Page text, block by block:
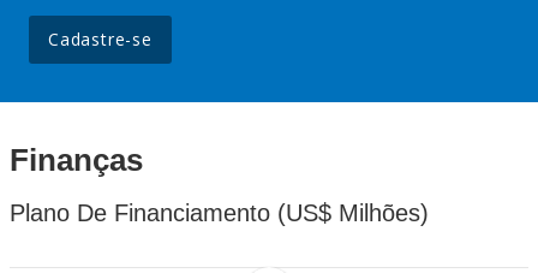
Cadastre-se
Finanças
Plano De Financiamento (US$ Milhões)